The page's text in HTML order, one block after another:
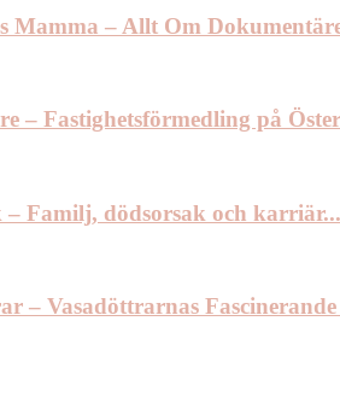
Mamma – Allt Om
– Fastighetsförmedling på
– Familj, dödsorsak och karriär...
– Vasadöttrarnas